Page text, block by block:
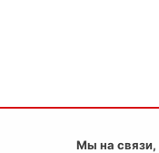
Мы на связи,